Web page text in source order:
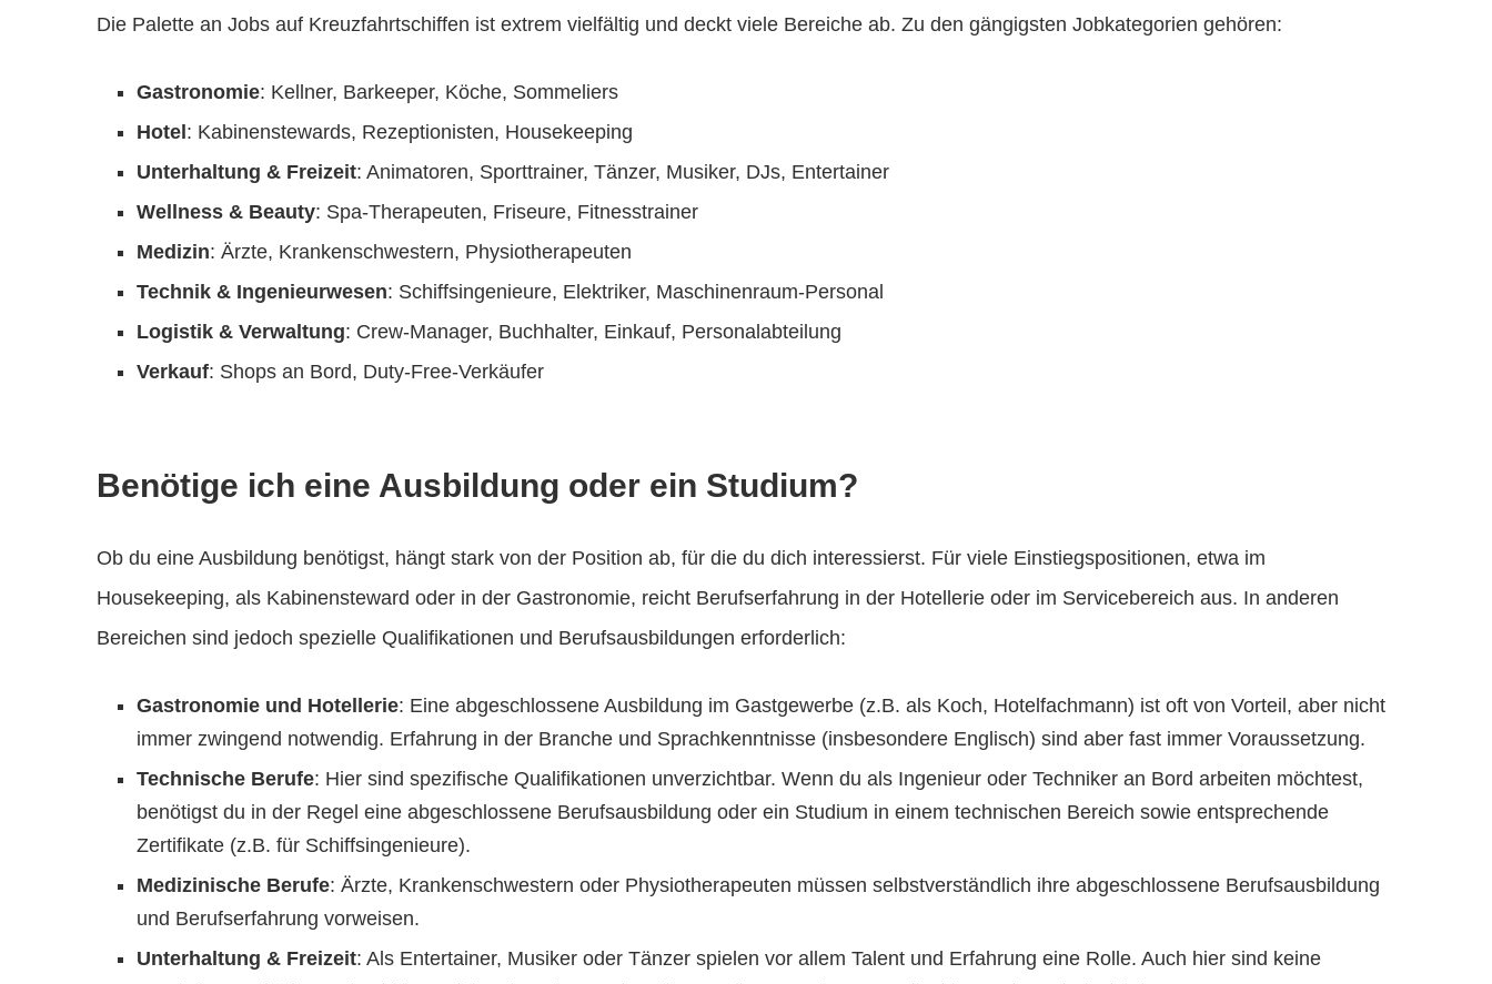
Die Palette an Jobs auf Kreuzfahrtschiffen ist extrem vielfältig und deckt viele Bereiche ab. Zu den gängigsten Jobkategorien gehören:
Gastronomie: Kellner, Barkeeper, Köche, Sommeliers
Hotel: Kabinenstewards, Rezeptionisten, Housekeeping
Unterhaltung & Freizeit: Animatoren, Sporttrainer, Tänzer, Musiker, DJs, Entertainer
Wellness & Beauty: Spa-Therapeuten, Friseure, Fitnesstrainer
Medizin: Ärzte, Krankenschwestern, Physiotherapeuten
Technik & Ingenieurwesen: Schiffsingenieure, Elektriker, Maschinenraum-Personal
Logistik & Verwaltung: Crew-Manager, Buchhalter, Einkauf, Personalabteilung
Verkauf: Shops an Bord, Duty-Free-Verkäufer
Benötige ich eine Ausbildung oder ein Studium?
Ob du eine Ausbildung benötigst, hängt stark von der Position ab, für die du dich interessierst. Für viele Einstiegspositionen, etwa im
Housekeeping, als Kabinensteward oder in der Gastronomie, reicht Berufserfahrung in der Hotellerie oder im Servicebereich aus. In anderen
Bereichen sind jedoch spezielle Qualifikationen und Berufsausbildungen erforderlich:
Gastronomie und Hotellerie: Eine abgeschlossene Ausbildung im Gastgewerbe (z.B. als Koch, Hotelfachmann) ist oft von Vorteil, aber nicht
immer zwingend notwendig. Erfahrung in der Branche und Sprachkenntnisse (insbesondere Englisch) sind aber fast immer Voraussetzung.
Technische Berufe: Hier sind spezifische Qualifikationen unverzichtbar. Wenn du als Ingenieur oder Techniker an Bord arbeiten möchtest,
benötigst du in der Regel eine abgeschlossene Berufsausbildung oder ein Studium in einem technischen Bereich sowie entsprechende
Zertifikate (z.B. für Schiffsingenieure).
Medizinische Berufe: Ärzte, Krankenschwestern oder Physiotherapeuten müssen selbstverständlich ihre abgeschlossene Berufsausbildung
und Berufserfahrung vorweisen.
Unterhaltung & Freizeit: Als Entertainer, Musiker oder Tänzer spielen vor allem Talent und Erfahrung eine Rolle. Auch hier sind keine